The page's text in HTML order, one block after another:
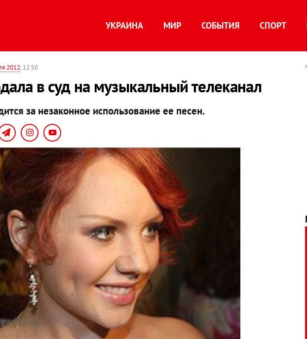
УКРАИНА МИР СОБЫТИЯ СПОРТ
2012, 12:50
в суд на музыкальный телеканал
за незаконное использование ее песен.